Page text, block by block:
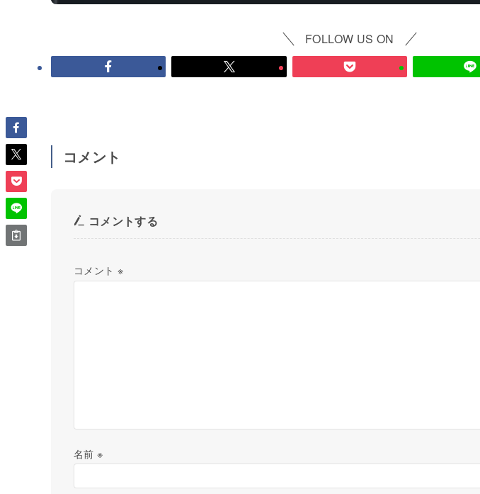
FOLLOW US ON
コメント
コメントする
コメント ※
名前※